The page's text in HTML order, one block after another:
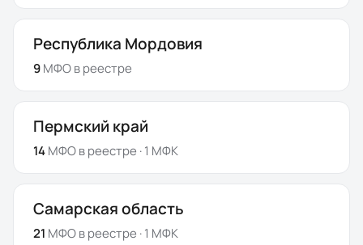
Республика Мордовия
9МФОв реестре
Пермский край
14МФОв реестре · 1 МФК
Самарская область
21 МФОв реестре · 1 МФК